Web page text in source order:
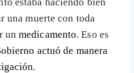
una muerte con toda
unmedicamento. Eso es
actuó de manera
.